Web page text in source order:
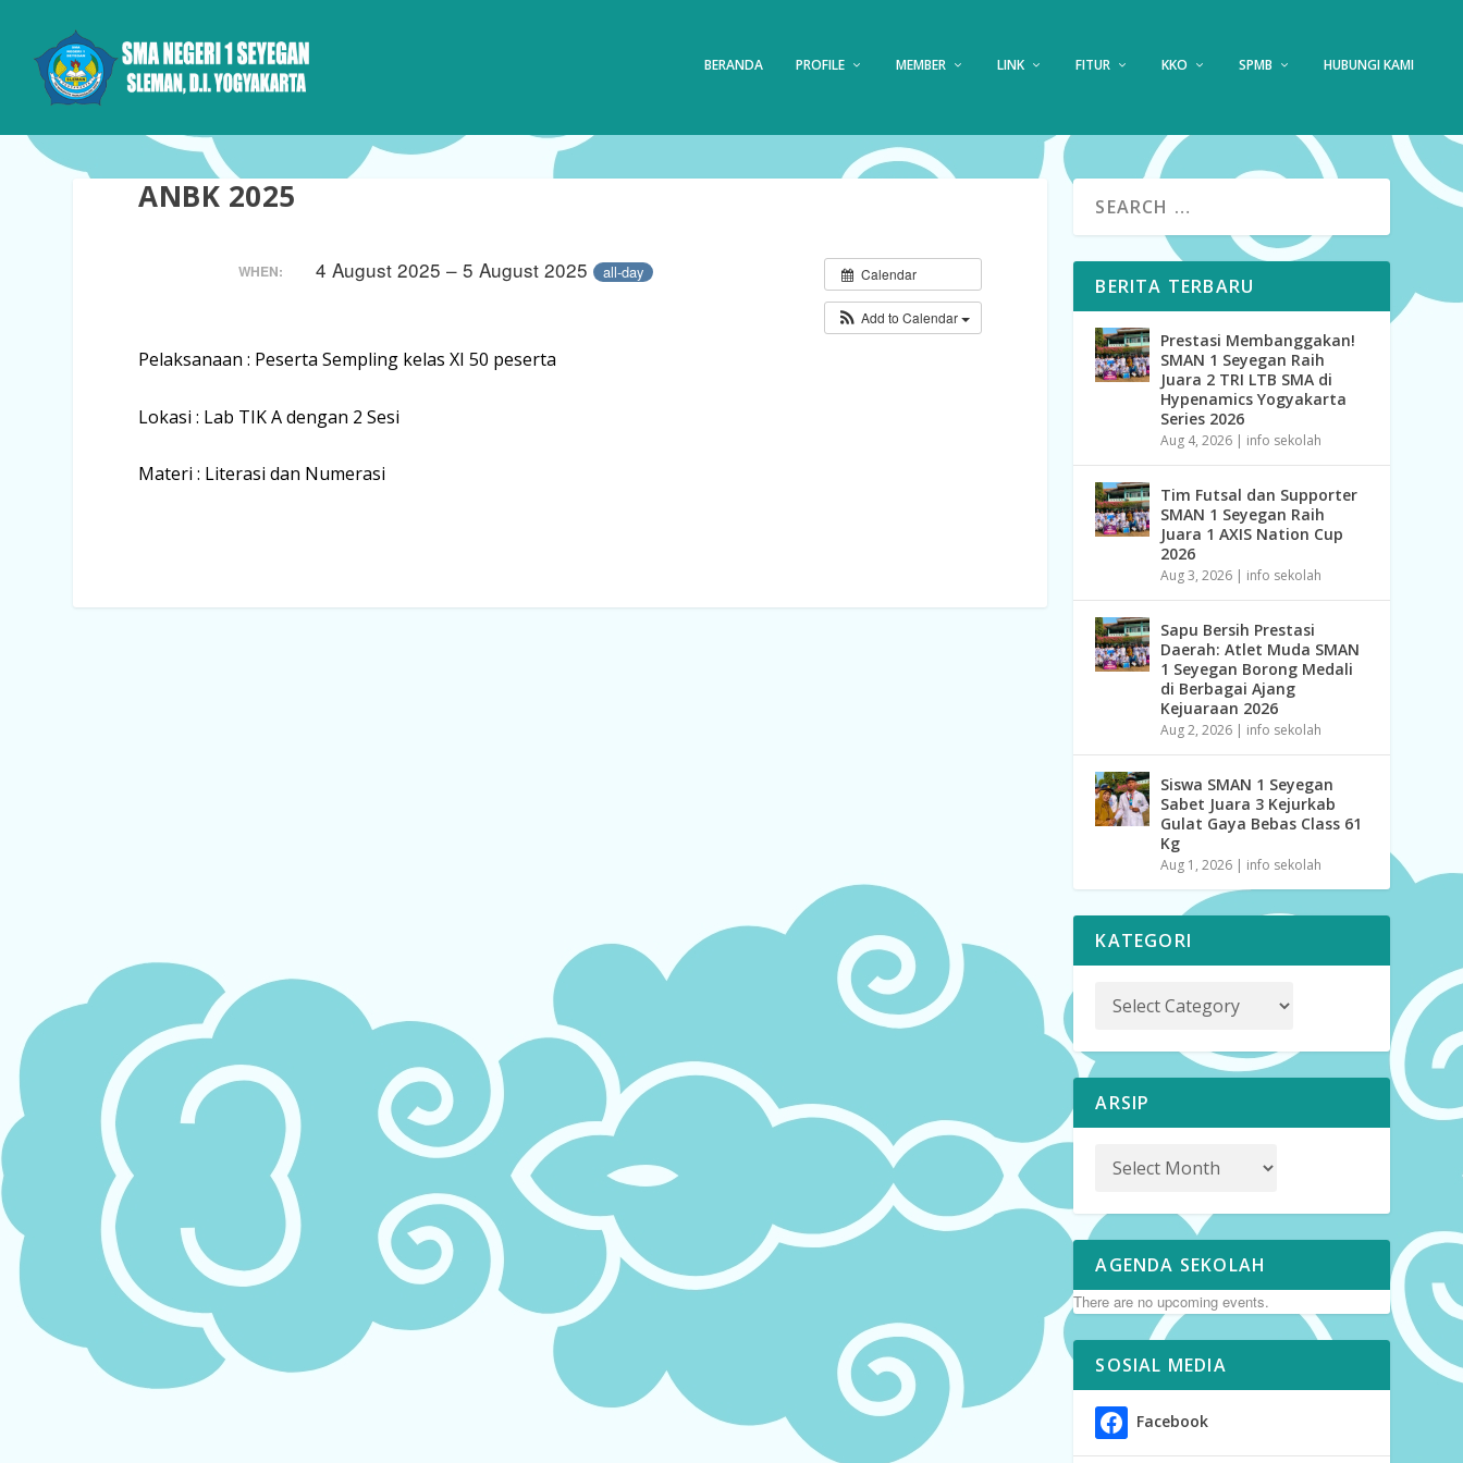
BERANDA PROFILE MEMBER LINK FITUR KKO SPMB HUBUNGI KAMI
ANBK 2025
Calendar
Add to Calendar
WHEN: 4 August 2025 – 5 August 2025 all-day
Pelaksanaan : Peserta Sempling kelas XI 50 peserta
Lokasi : Lab TIK A dengan 2 Sesi
Materi : Literasi dan Numerasi
BERITA TERBARU
Prestasi Membanggakan!
SMAN 1 Seyegan Raih
Juara 2 TRI LTB SMA di
Hypenamics Yogyakarta
Series 2026
Aug 4, 2026 | info sekolah
Tim Futsal dan Supporter
SMAN 1 Seyegan Raih
Juara 1 AXIS Nation Cup
2026
Aug 3, 2026 | info sekolah
Sapu Bersih Prestasi
Daerah: Atlet Muda SMAN
1 Seyegan Borong Medali
di Berbagai Ajang
Kejuaraan 2026
Aug 2, 2026 | info sekolah
Siswa SMAN 1 Seyegan
Sabet Juara 3 Kejurkab
Gulat Gaya Bebas Class 61
Kg
Aug 1, 2026 | info sekolah
KATEGORI
ARSIP
AGENDA SEKOLAH
There are no upcoming events.
SOSIAL MEDIA
Facebook